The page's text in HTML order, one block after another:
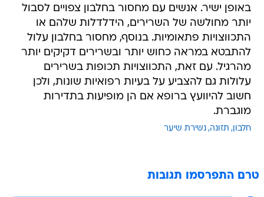
באופן ישיר. אנשים עם מחסור בחלבון צפויים לסבול
יותר מחולשה של השרירים, הידלדלות שלהם או
התכווצויות פתאומיות. בנוסף, מחסור בחלבון עלול
להתבטא במראה כחוש יותר ובשרירים דקיקים יותר
מהרגיל. עם זאת, התכווצויות תכופות בשרירים
עלולות גם להצביע על בעיות רפואיות שונות, ולכן
חשוב להיוועץ ברופא אם הן מופיעות בתדירות
מוגברת.
חלבון תזונה נשירת שיער
טרם התפרסמו תגובות